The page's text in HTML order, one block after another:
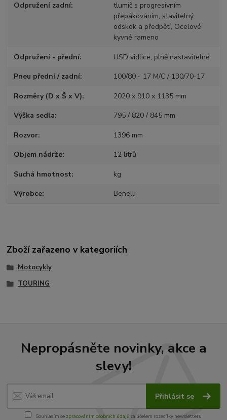
Odpružení zadní
tlumič s progresivním
přepákováním, stavitelný
odskok a předpětí, Ocelové
kyvné rameno
Odpružení - přední USD vidlice, plně nastavitelné
Pneu přední / zadní 100/80 - 17 M/C / 130/70-17
Rozměry (D x Š x V) 2020 x 910 x 1135 mm
Výška sedla 795 / 820 / 845 mm
Rozvor 1396 mm
Objem nádrže 12 litrů
Suchá hmotnost kg
Výrobce Benelli
Zboží zařazeno v kategoriích
Motocykly
TOURING
Nepropásněte novinky, akce a
slevy!
Přihlásit se
Souhlasím se zpracováním osobních údajůza účelem rozesílky newsletteru.